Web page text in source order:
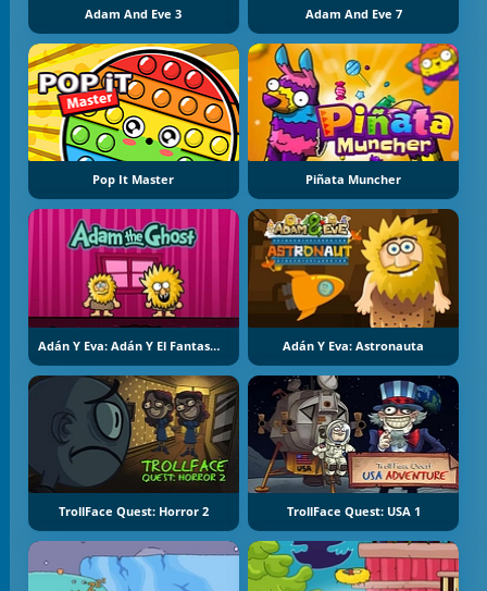
Adam And Eve 3 Adam And Eve 7
Pop It Master Piñata Muncher
Adán Y Eva: Adán Y El Fantasma Adán Y Eva: Astronauta
TrollFace Quest: Horror 2 TrollFace Quest: USA 1